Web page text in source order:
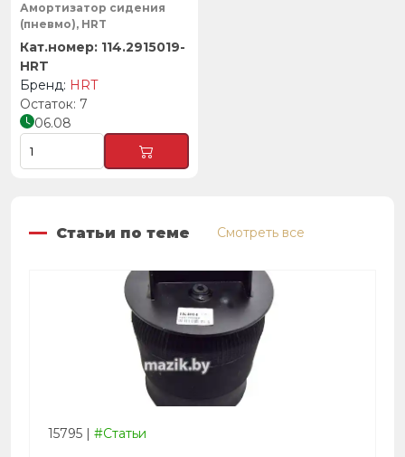
Амортизатор сидения
(пневмо), HRT
114.2915019-
HRT
HRT
7
06.08
Статьи по теме Смотреть все
15795 | #Статьи